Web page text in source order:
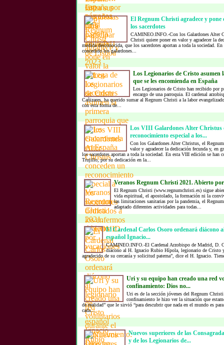
El Regnum Christi agradece y pone
los sacerdotes
CAMINEO.INFO.-Con los Galardones Alter
Christi quiere poner en valor y agradecer la
medida desconocida, que los sacerdotes aportan a toda la sociedad.
concedido los galardones...
Los Legionarios de Cristo
que se les encomienda en España
Los Legionarios de Cristo han recibido por
encargo de una parroquia. El cardenal
Cañizares, ha querido sumar al Regnum Christi a la labor
con esta forma de...
Los VIII Galardones Alter Christus
reconocimiento especial a los...
Con los Galardones Alter Christus, el
valor y agradecer la dedicación fecunda y, en
los sacerdotes aportan a toda la sociedad. En esta VIII edición se han
Trujillo, por su dedicación en la...
Veranos Regnum Christi 2021. Abierto por
El Regnum Christi (www.regnumchristi.es) sigue
vida espiritual, el apostolado, la formación ni la
las limitaciones sanitarias por la pandemia, el
adaptado diferentes actividades para todas...
El Cardenal Carlos Osoro ordenará diácono
español Ignacio...
CAMINEO.INFO.-El Cardenal Arzobispo de Madrid, D.
diácono al H. Ignacio Rubio Hípola, legionario de Cristo
agradecido de su cercanía y solicitud paterna”, dice el H. Ignacio.
Uri y su equipo han creado una red
confinamiento: Dios no...
Uri es de la sección jóvenes del Regnum
confinamiento le hizo ver la situación que
de realidad” que le sirvió “para descubrir que nada en el mundo es
cada...
Nuevos superiores de las
y de los Legionarios de...